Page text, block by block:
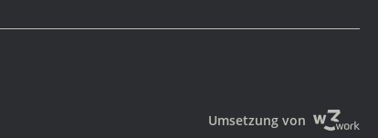
Umsetzung von